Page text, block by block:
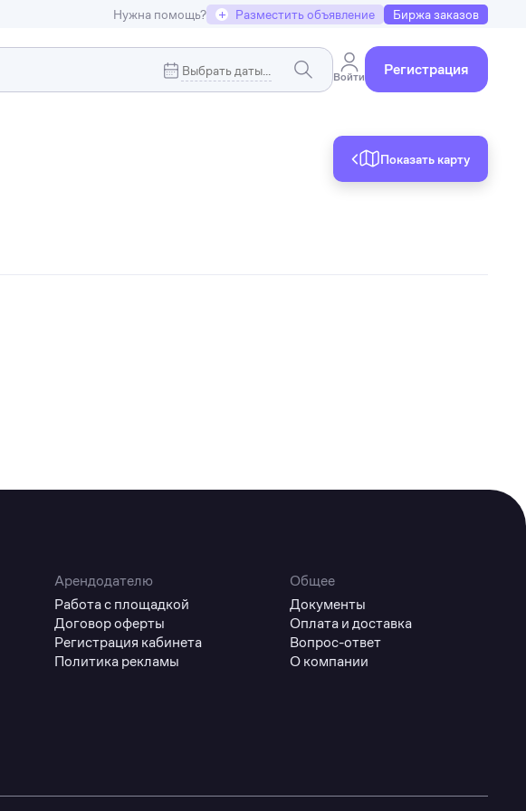
Нужна помощь? + Разместить объявление Биржа заказов
Войти Регистрация
Коммерческая недвижимость
Показать карту
Арендодателю
Работа с площадкой
Договор оферты
Регистрация кабинета
Политика рекламы
Общее
Документы
Оплата и доставка
Вопрос-ответ
О компании